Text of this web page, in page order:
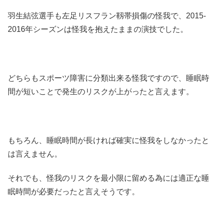
羽生結弦選手も左足リスフラン靱帯損傷の怪我で、2015-
2016年シーズンは怪我を抱えたままの演技でした。
どちらもスポーツ障害に分類出来る怪我ですので、睡眠時
間が短いことで発生のリスクが上がったと言えます。
もちろん、睡眠時間が長ければ確実に怪我をしなかったと
は言えません。
それでも、怪我のリスクを最小限に留める為には適正な睡
眠時間が必要だったと言えそうです。